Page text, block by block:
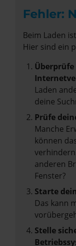
Fehler:
Beim Laden
Hier sind ein
Laden
deine
Prüfe
Manche
können
anderen
Fenster?
Starte
Das kann
Stelle